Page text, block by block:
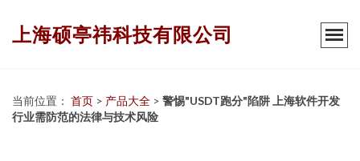
上海硕亭祎科技有限公司
当前位置： 首页 > 产品大全 > 警惕"USDT跑分"陷阱 上海软件开发
行业需防范的法律与技术风险